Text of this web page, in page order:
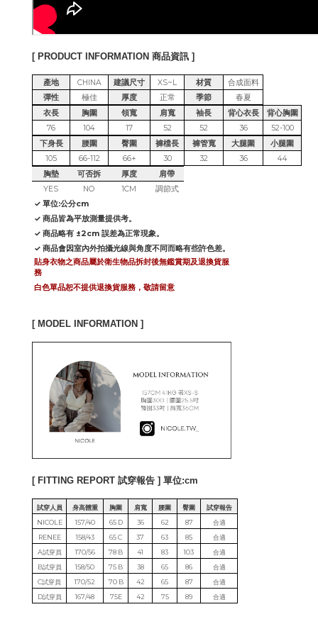
[ PRODUCT INFORMATION 商品資訊 ]
產地 CHINA 建議尺寸 XS~L 材質
合成面料
彈性
極佳 厚度 正常 季節
春夏
衣長
胸圍 領寬 肩寬 袖長 背心衣長
背心胸圍
76
104 17 52 52 36
52-100
下身長
腰圍 臀圍 褲檔長 褲管寬 大腿圍
小腿圍
105
66-112 66+ 30 32 36
44
胸墊
可否拆 厚度
肩帶
YES
NO 1CM
調節式
✓ 單位:公分cm
✓ 商品皆為平放測量提供考。
✓ 商品略有 ±2cm 誤差為正常現象。
✓ 商品會因室內外拍攝光線與角度不同而略有些許色差。
貼身衣物之商品屬於衛生物品拆封後無鑑賞期及退換貨服
務
白色單品恕不提供退換貨服務，敬請留意
[ MODEL INFORMATION ]
[ FITTING REPORT 試穿報告 ] 單位:cm
試穿人員 身高體重 胸圍 肩寬 腰圍 臀圍
試穿報告
NICOLE
157/40 65 D 36 62 87
合適
RENEE
158/43 65 C 37 63 85
合適
A試穿員
170/56 78 B 41 83 103
合適
B試穿員
158/50 75 B 38 65 86
合適
C試穿員
170/52 70 B 42 65 87
合適
D試穿員
167/48 75E 42 75 89 合適